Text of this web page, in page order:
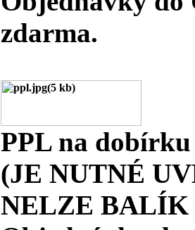
zdarma.
PPL na
(JE NUTNÉ
NELZE BALÍK